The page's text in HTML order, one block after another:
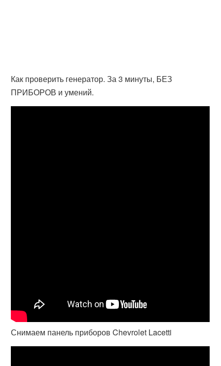
Как проверить генератор. За 3 минуты, БЕЗ
ПРИБОРОВ и умений.
Снимаем панель приборов Chevrolet Lacetti